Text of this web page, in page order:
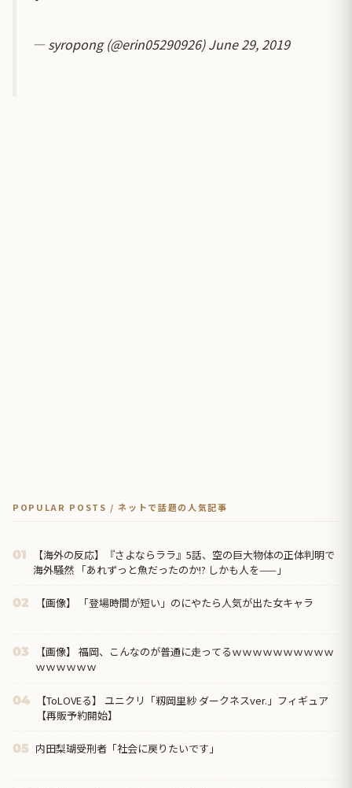
— syropong (@erin05290926)June 29, 2019
POPULAR POSTS / ネットで話題の人気記事
01
【海外の反応】『さよならララ』5話、空の巨大物体の正体判明で
海外騒然 「あれずっと魚だったのか!? しかも人を——」
02 【画像】 「登場時間が短い」のにやたら人気が出た女キャラ
03
【画像】 福岡、こんなのが普通に走ってるｗｗｗｗｗｗｗｗｗｗ
ｗｗｗｗｗｗ
04
【ToLOVEる】 ユニクリ「籾岡里紗 ダークネスver.」フィギュア
【再販予約開始】
05 内田梨瑚受刑者「社会に戻りたいです」